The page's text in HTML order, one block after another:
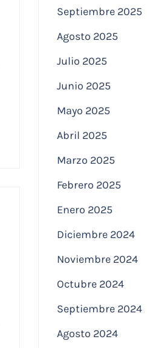
Septiembre 2025
Agosto 2025
Julio 2025
Junio 2025
Mayo 2025
Abril 2025
Marzo 2025
Febrero 2025
Enero 2025
Diciembre 2024
Noviembre 2024
Octubre 2024
Septiembre 2024
Agosto 2024